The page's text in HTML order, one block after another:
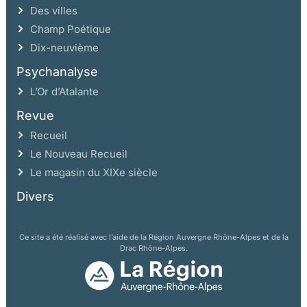
Les philosophies de la musique contemporaine
Le cas Adorno
Musique, mythe et langage chez Lévi-Strauss
Hugues Dufourt: la musique dans l’histoire de la culture
7
Incidences philosophiques de la musique d’aujourd’hui
L’architecture leibnizienne et la doctrine de l’harmonie
préétablie
Au-delà de la totalité
Variations sur l’idée d’un système ouvert
Musique non tonale et philosophie
Pour un dépassement formel des conditions
Des villes
Champ Poétique
Dix-neuvième
Psychanalyse
L’Or d’Atalante
Revue
Recueil
Le Nouveau Recueil
Le magasin du XIXe siècle
Divers
Ce site a été réalisé avec l’aide de la Région Auvergne Rhône-Alpes et de la
Drac Rhône-Alpes.